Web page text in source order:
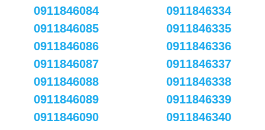
0911846084
0911846085
0911846086
0911846087
0911846088
0911846089
0911846090
0911846334
0911846335
0911846336
0911846337
0911846338
0911846339
0911846340